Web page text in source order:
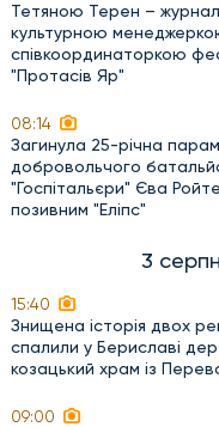
Тетяною Терен –
культурною
співкоординаторкою
"Протасів Яр"
08:14
Загинула 25-річна
добровольчого
"Госпітальєри" Єва
позивним "Еліпс"
3
15:40
Знищена історія двох
спалили у Бериславі
козацький храм із
09:00